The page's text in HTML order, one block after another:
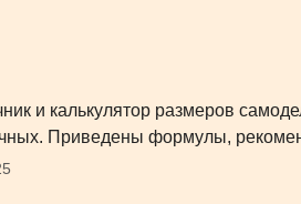
и калькулятор размеров
Приведены формулы,